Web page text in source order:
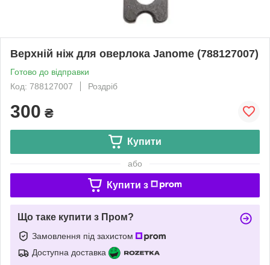
Верхній ніж для оверлока Janome (788127007)
Готово до відправки
Код: 788127007
Роздріб
300 ₴
Купити
або
Купити з
Що таке купити з Пром?
Замовлення під захистом
Доступна доставка